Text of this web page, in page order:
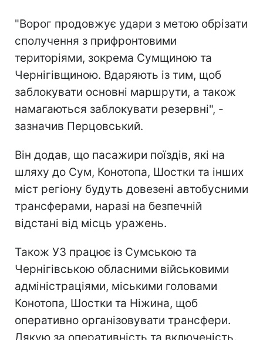
"Ворог продовжує удари з метою обрізати
сполучення з прифронтовими
територіями, зокрема Сумщиною та
Чернігівщиною. Вдаряють із тим, щоб
заблокувати основні маршрути, а також
намагаються заблокувати резервні", -
зазначив Перцовський.
Він додав, що пасажири поїздів, які на
шляху до Сум, Конотопа, Шостки та інших
міст регіону будуть довезені автобусними
трансферами, наразі на безпечній
відстані від місць уражень.
Також УЗ працює із Сумською та
Чернігівською обласними військовими
адміністраціями, міськими головами
Конотопа, Шостки та Ніжина, щоб
оперативно організовувати трансфери.
Дякую за оперативність та включеність.